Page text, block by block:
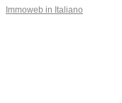
Immoweb in Italiano